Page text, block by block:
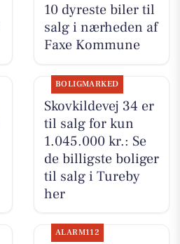
10 dyreste biler til
salg i nærheden af
Faxe Kommune
BOLIGMARKED
Skovkildevej 34 er
til salg for kun
1.045.000 kr.: Se
de billigste boliger
til salg i Tureby
her
ALARM112